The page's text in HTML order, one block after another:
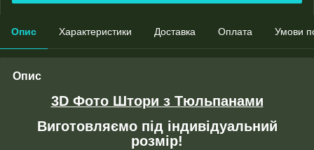
Опис Характеристики Доставка Оплата Умови
Опис
3D Фото Штори з Тюльпанами
Виготовляємо під індивідуальний
розмір!